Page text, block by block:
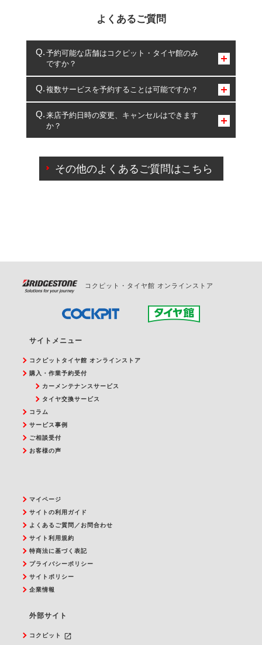
よくあるご質問
予約可能な店舗はコクピット・タイヤ館のみ
ですか？
コクピット・タイヤ館のみとなります。
複数サービスを予約することは可能ですか？
複数サービスのご予約は可能です。
一部の商品・サービスの組み合わせに限り、同時にご予約が
出来ないものもございます。
来店予約日時の変更、キャンセルはできます
か？
ご来店予約日の3営業日前を過ぎている場合のご予約
の日時変更につきましては、直接ご予約の店舗まで
その他のよくあるご質問はこちら
コクピット・タイヤ館 オンラインストア
サイトメニュー
コクピットタイヤ館 オンラインストア
購入・作業予約受付
カーメンテナンスサービス
タイヤ交換サービス
コラム
サービス事例
ご相談受付
お客様の声
マイページ
サイトの利用ガイド
よくあるご質問／お問合わせ
サイト利用規約
特商法に基づく表記
プライバシーポリシー
サイトポリシー
企業情報
外部サイト
コクピット
launch